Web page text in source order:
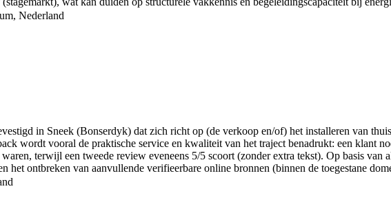
Nederland
in Sneek (Bonserdyk) dat zich richt op (de verkoop en/of) het installeren van
wordt vooral de praktische service en kwaliteit van het traject benadrukt: een klant
terwijl een tweede review eveneens 5/5 scoort (zonder extra tekst). Op basis
het ontbreken van aanvullende verifieerbare online bronnen (binnen de toegestane